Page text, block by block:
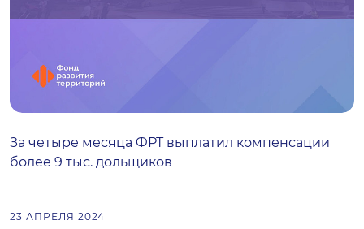
За четыре месяца ФРТ выплатил компенсации
более 9 тыс. дольщиков
23 АПРЕЛЯ 2024